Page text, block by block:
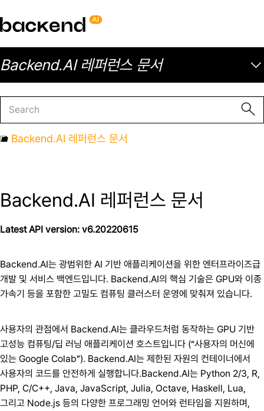
Backend.AI 레퍼런스 문서
Backend.AI 레퍼런스 문서
Backend.AI 레퍼런스 문서
Latest API version: v6.20220615
Backend.AI는 광범위한 AI 기반 애플리케이션을 위한 엔터프라이즈급
개발 및 서비스 백엔드입니다. Backend.AI의 핵심 기술은 GPU와 이종
가속기 등을 포함한 고밀도 컴퓨팅 클러스터 운영에 맞춰져 있습니다.
사용자의 관점에서 Backend.AI는 클라우드처럼 동작하는 GPU 기반
고성능 컴퓨팅/딥 러닝 애플리케이션 호스트입니다 (“사용자의 머신에
있는 Google Colab”). Backend.AI는 제한된 자원의 컨테이너에서
사용자의 코드를 안전하게 실행합니다.Backend.AI는 Python 2/3, R,
PHP, C/C++, Java, JavaScript, Julia, Octave, Haskell, Lua,
그리고 Node.js 등의 다양한 프로그래밍 언어와 런타임을 지원하며,